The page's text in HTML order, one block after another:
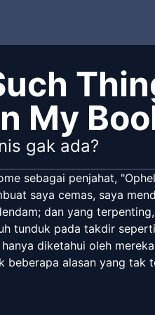
My
gak ada?
sebagai penjahat,
saya cemas, saya
dan yang
tunduk pada takdir
diketahui oleh
beberapa alasan yang